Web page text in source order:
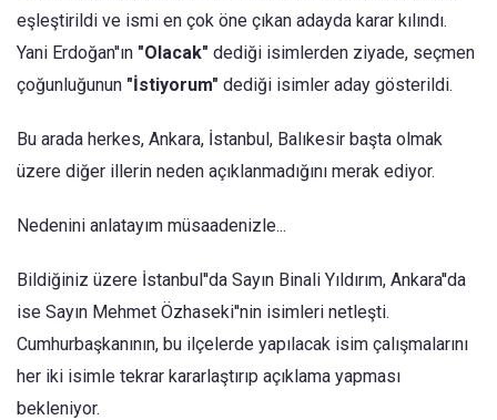
eşleştirildi ve ismi en çok öne çıkan adayda karar kılındı.
Yani Erdoğan''ın "Olacak" dediği isimlerden ziyade, seçmen
çoğunluğunun "İstiyorum" dediği isimler aday gösterildi.
Bu arada herkes, Ankara, İstanbul, Balıkesir başta olmak
üzere diğer illerin neden açıklanmadığını merak ediyor.
Nedenini anlatayım müsaadenizle...
Bildiğiniz üzere İstanbul''da Sayın Binali Yıldırım, Ankara''da
ise Sayın Mehmet Özhaseki''nin isimleri netleşti.
Cumhurbaşkanının, bu ilçelerde yapılacak isim çalışmalarını
her iki isimle tekrar kararlaştırıp açıklama yapması
bekleniyor.